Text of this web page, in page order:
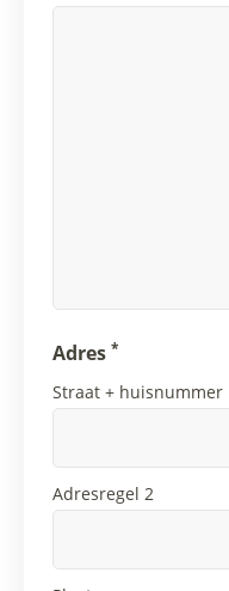
Adres *
Straat + huisnummer
Adresregel 2